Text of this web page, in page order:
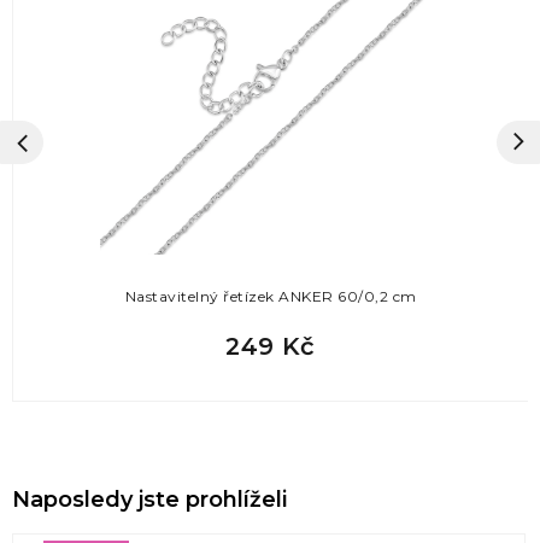
Nastavitelný řetízek ANKER 60/0,2 cm
249 Kč
Naposledy jste prohlíželi